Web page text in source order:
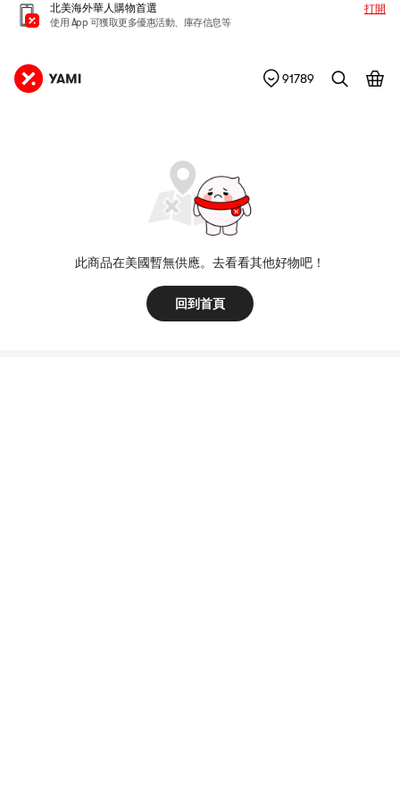
北美海外華人購物首選
使用 App 可獲取更多優惠活動、庫存信息等
打開
91789
此商品在美國暫無供應。去看看其他好物吧！
回到首頁